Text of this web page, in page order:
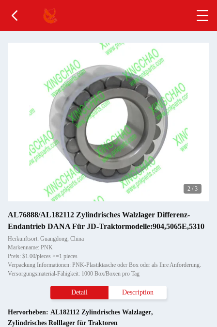
3 / 3
AL76888/AL182112 Zylindrisches Walzlager Differenz-
Endantrieb DANA Für JD-Traktormodelle:904,5065E,5310
Herkunftsort: Guangdong, China
Markenname: PNK
Preis: $1.00/pieces >=1 pieces
Verpackung Informationen: PNK-Plastiktasche oder Box oder als Ihre Anforderung.
Versorgungsmaterial-Fähigkeit: 1000 Box/Boxen pro Tag
Detail Description
Hervorheben: AL182112 Zylindrisches Walzlager,
Zylindrisches Rolllager für Traktoren